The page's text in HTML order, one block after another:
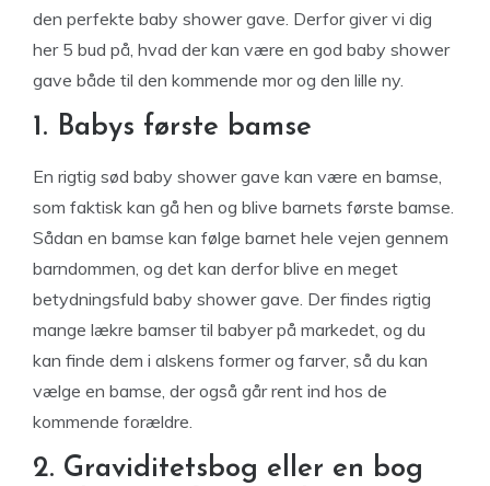
den perfekte baby shower gave. Derfor giver vi dig
her 5 bud på, hvad der kan være en god baby shower
gave både til den kommende mor og den lille ny.
1. Babys første bamse
En rigtig sød baby shower gave kan være en bamse,
som faktisk kan gå hen og blive barnets første bamse.
Sådan en bamse kan følge barnet hele vejen gennem
barndommen, og det kan derfor blive en meget
betydningsfuld baby shower gave. Der findes rigtig
mange lækre bamser til babyer på markedet, og du
kan finde dem i alskens former og farver, så du kan
vælge en bamse, der også går rent ind hos de
kommende forældre.
2. Graviditetsbog eller en bog